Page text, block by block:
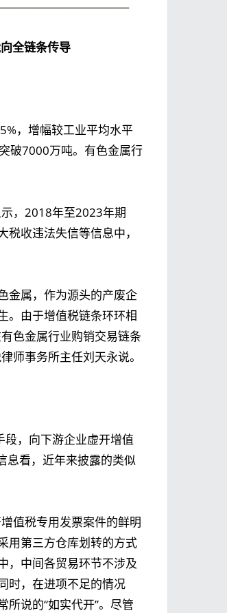
全链条传导
，增幅较工业平均水平
破7000万吨。有色金属行
，2018年至2023年期
收违法失信等信息中，
金属，作为源头的产废企
。由于增值税链条环环相
色金属行业购销交易链条
师事务所主任刘天永说。
段，向下游企业虚开增值
息看，近年来披露的类似
值税专用发票案件的鲜明
用第三方仓库划转的方式
，中间各贸易环节不涉及
时，在进项不足的情况
说的“如实代开”。尽管